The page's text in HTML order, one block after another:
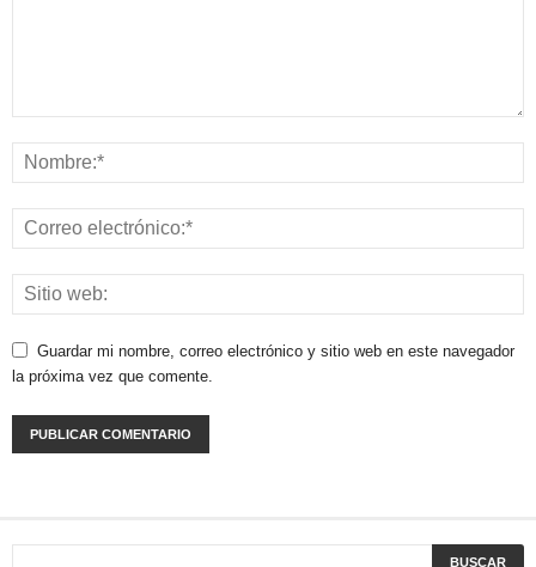
Guardar mi nombre, correo electrónico y sitio web en este navegador
la próxima vez que comente.